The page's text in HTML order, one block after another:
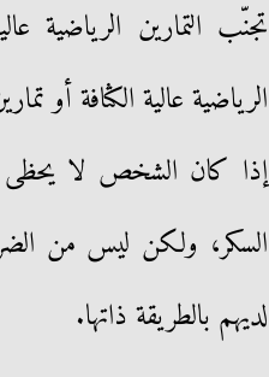
تجنّب التمارين الرياضية
الرياضية عالية الكثافة أو
إذا كان الشخص لا يحظى
السكر، ولكن ليس من
لديهم بالطريقة ذاتها.